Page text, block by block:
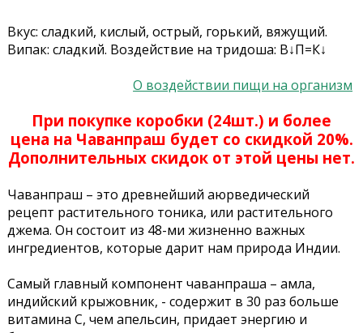
Вкус: сладкий, кислый, острый, горький, вяжущий.
Випак: сладкий. Воздействие на тридоша: В↓П=К↓
О воздействии пищи на организм
При покупке коробки (24шт.) и более
цена на Чаванпраш будет со скидкой 20%.
Дополнительных скидок от этой цены нет.
Чаванпраш – это древнейший аюрведический
рецепт растительного тоника, или растительного
джема. Он состоит из 48-ми жизненно важных
ингредиентов, которые дарит нам природа Индии.
Самый главный компонент чаванпраша – амла,
индийский крыжовник, - содержит в 30 раз больше
витамина С, чем апельсин, придает энергию и